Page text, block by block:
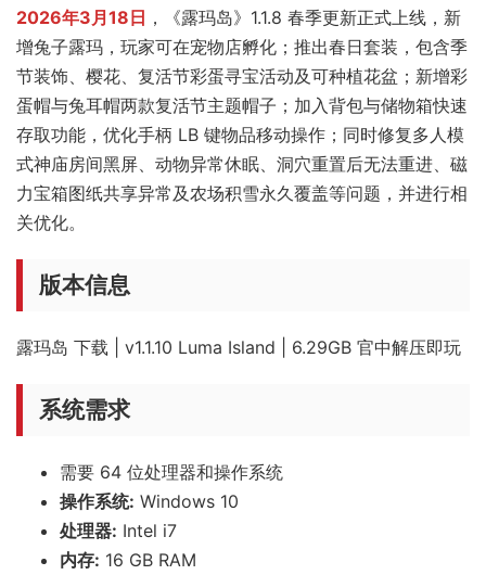
2026年3月18日 ，《露玛岛》1.1.8 春季更新正式上线，新
增兔子露玛，玩家可在宠物店孵化；推出春日套装，包含季
节装饰、樱花、复活节彩蛋寻宝活动及可种植花盆；新增彩
蛋帽与兔耳帽两款复活节主题帽子；加入背包与储物箱快速
存取功能，优化手柄 LB 键物品移动操作；同时修复多人模
式神庙房间黑屏、动物异常休眠、洞穴重置后无法重进、磁
力宝箱图纸共享异常及农场积雪永久覆盖等问题，并进行相
关优化。
版本信息
露玛岛 下载 | v1.1.10 Luma Island | 6.29GB 官中解压即玩
系统需求
需要 64 位处理器和操作系统
操作系统: Windows 10
处理器: Intel i7
内存: 16 GB RAM